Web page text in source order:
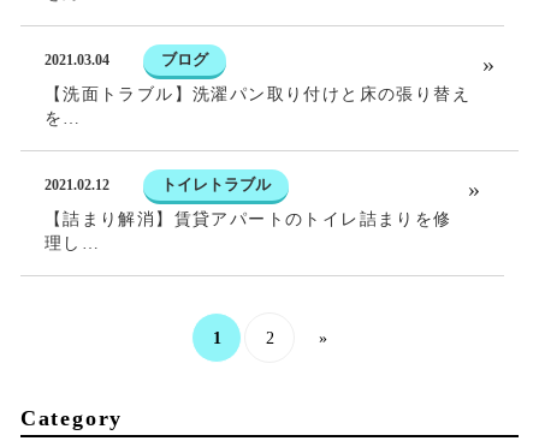
2021.03.04
ブログ
【洗面トラブル】洗濯パン取り付けと床の張り替え
を…
2021.02.12
トイレトラブル
【詰まり解消】賃貸アパートのトイレ詰まりを修
理し…
1 2 »
Category